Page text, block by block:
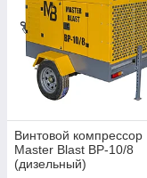
Винтовой компрессор
Master Blast BP-10/8
(дизельный)